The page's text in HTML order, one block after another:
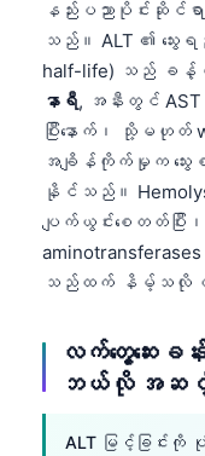
နည်းပညာပိုင်းဆိုင်ရ
သည်။ ALT ၏ သွေ
half-life) သည် ခန့်မှ
နာရီ, အနီးတွင် AST ဖ
ပြီးနောက်၊ သို့မဟုတ်
အချိန်ကိုက်မှုက သွေး
နိုင်သည်။
ပျက်ယွင်းစေတတ်ပြီး၊
aminotransferases
သည်ထက် နိမ့်သလို
လက်တွေ့ဆေးခ
ဘယ်လို အဆ
ALT မြင့်ခြင်